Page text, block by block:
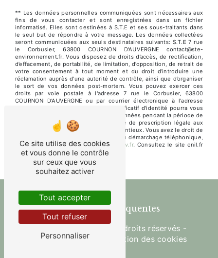
** Les données personnelles communiquées sont nécessaires aux
fins de vous contacter et sont enregistrées dans un fichier
informatisé. Elles sont destinées à S.T.E et ses sous-traitants dans
le seul but de répondre à votre message. Les données collectées
seront communiquées aux seuls destinataires suivants: S.T.E 7 rue
le Corbusier, 63800 COURNON D'AUVERGNE contact@ste-
environnement.fr. Vous disposez de droits d’accès, de rectification,
d’effacement, de portabilité, de limitation, d’opposition, de retrait de
votre consentement à tout moment et du droit d’introduire une
réclamation auprès d’une autorité de contrôle, ainsi que d’organiser
le sort de vos données post-mortem. Vous pouvez exercer ces
droits par voie postale à l'adresse 7 rue le Corbusier, 63800
COURNON D'AUVERGNE ou par courrier électronique à l'adresse
contact@ste-environnement.fr. Un justificatif d'identité pourra vous
être demandé. Nous conservons vos données pendant la période de
prise de contact puis pendant la durée de prescription légale aux
fins probatoires et de gestion des contentieux. Vous avez le droit de
vous inscrire sur la liste d'opposition au démarchage téléphonique,
disponible à cette adresse:Bloctel.gouv.fr. Consultez le site cnil.fr
pour plus d’informations sur vos droits.
Recherches fréquentes
- 2026 - Tous droits réservés -
Mentions légales
Gestion des cookies
Ce site utilise des cookies
et vous donne le contrôle
sur ceux que vous
souhaitez activer
Tout accepter
Tout refuser
Personnaliser